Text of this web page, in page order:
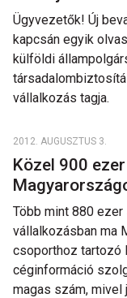
Ügyvezetők! Új
kapcsán egyik
külföldi
vállalkozás tagja.
2012. AUGUSZTUS 3.
Közel 900
Több mint 880
vállalkozásban ma
csoporthoz tartozó
céginformáció
magas szám,